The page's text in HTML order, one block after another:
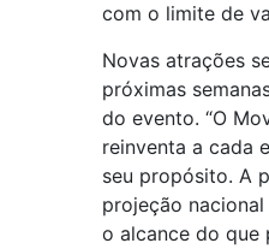
com o limite de
Novas atrações
próximas
do evento. “O
reinventa a cada
seu propósito. A
projeção
o alcance do que